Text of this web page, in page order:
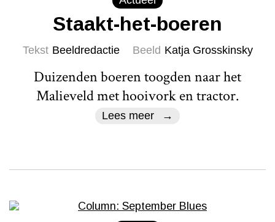
Staakt-het-boeren
Tekst Beeldredactie Beeld Katja Grosskinsky
Duizenden boeren toogden naar het
Malieveld met hooivork en tractor.
Lees meer